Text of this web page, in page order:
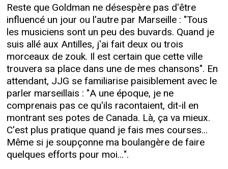
Reste que Goldman ne désespère pas d'être
influencé un jour ou l'autre par Marseille : "Tous
les musiciens sont un peu des buvards. Quand je
suis allé aux Antilles, j'ai fait deux ou trois
morceaux de zouk. Il est certain que cette ville
trouvera sa place dans une de mes chansons". En
attendant, JJG se familiarise paisiblement avec le
parler marseillais : "A une époque, je ne
comprenais pas ce qu'ils racontaient, dit-il en
montrant ses potes de Canada. Là, ça va mieux.
C'est plus pratique quand je fais mes courses...
Même si je soupçonne ma boulangère de faire
quelques efforts pour moi...".